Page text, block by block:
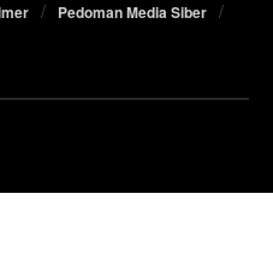
Pedoman Media Siber